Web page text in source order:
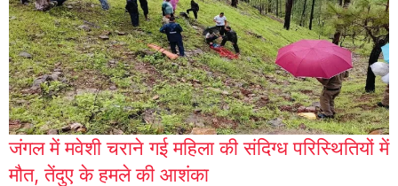
जंगल में मवेशी चराने गई महिला की संदिग्ध परिस्थितियों में
मौत, तेंदुए के हमले की आशंका